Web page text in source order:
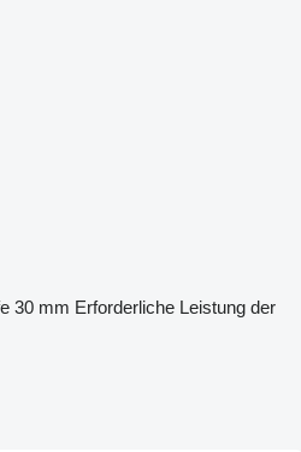
30 mm Erforderliche Leistung der